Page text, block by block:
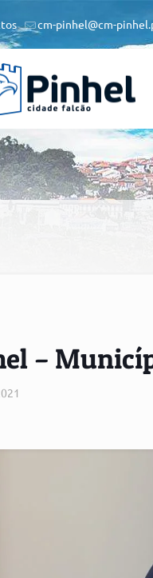
cm-pinhel@cm-
–